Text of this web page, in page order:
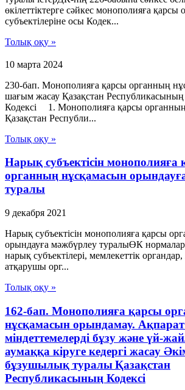
өкілеттіктерге сәйкес монополияға қарсы
субъектілеріне осы Кодек...
Толық оқу »
10 марта 2024
230-бап. Монополияға қарсы органның
шағым жасау Қазақстан Республикасының
Кодексі 1. Монополияға қарсы
Қазақстан Республи...
Толық оқу »
Нарық субъектісін монополияға
органның нұсқамасын
туралы
9 декабря 2021
Нарық субъектісін монополияға қарсы
орындауға мәжбүрлеу туралыӨК
нарық субъектілері, мемлекеттік органдар,
атқарушы орг...
Толық оқу »
162-бап. Монополияға қарсы
нұсқамасын орындамау.
мiндеттемелердi бұзу және үй-
аумаққа кiруге кедергi жасау
бұзушылық туралы Қазақстан
Республикасының Кодексі